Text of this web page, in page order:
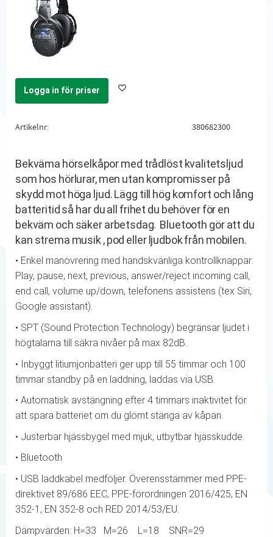
Logga in för priser Lägg till i favoriter
Artikelnr 380682300
Bekväma hörselkåpor med trådlöst kvalitetsljud
som hos hörlurar, men utan kompromisser på
skydd mot höga ljud. Lägg till hög komfort och lång
batteritid så har du all frihet du behöver för en
bekväm och säker arbetsdag. Bluetooth gör att du
kan strema musik , pod eller ljudbok från mobilen.
• Enkel manövrering med handskvänliga kontrollknappar:
Play, pause, next, previous, answer/reject incoming call,
end call, volume up/down, telefonens assistens (tex Siri,
Google assistant).
• SPT (Sound Protection Technology) begränsar ljudet i
högtalarna till säkra nivåer på max 82dB.
• Inbyggt litiumjonbatteri ger upp till 55 timmar och 100
timmar standby på en laddning, laddas via USB.
• Automatisk avstängning efter 4 timmars inaktivitet för
att spara batteriet om du glömt stänga av kåpan.
• Justerbar hjässbygel med mjuk, utbytbar hjässkudde.
• Bluetooth
• USB laddkabel medföljer. Överensstämmer med PPE-
direktivet 89/686 EEC, PPE-förordningen 2016/425, EN
352-1, EN 352-8 och RED 2014/53/EU.
Dämpvärden: H=33 M=26 L=18 SNR=29